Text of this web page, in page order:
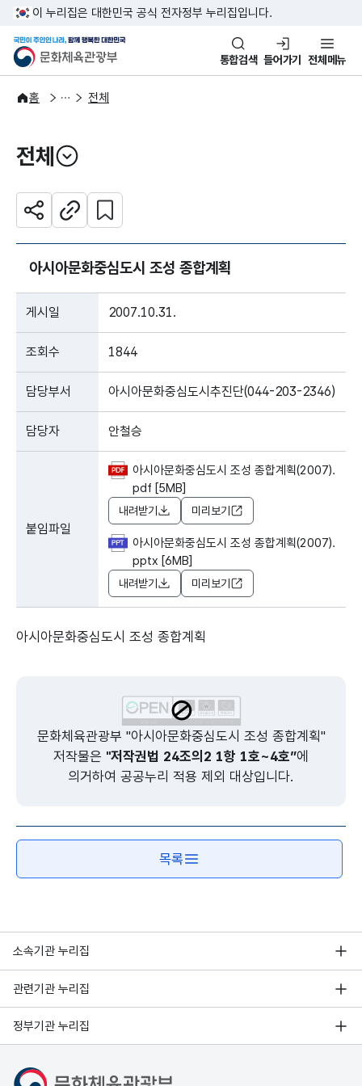
본문 바로가기
주메뉴 바로가기
이 누리집은 대한민국 공식 전자정부 누리집입니다.
문화체육관광부
국민이 주인인 나라, 함께 행복
통합검색 들어가기 전체메뉴
홈
주요정책
분야별 정책 전체
전체
열기
공유하기주소복사
관심 콘텐츠 설정하기
아시아문화중심도시 조성 종합계획
게시일 2007.10.31.
조회수 1844
담당부서 아시아문화중심도시추진단(044-203-2346)
담당자 안철승
붙임파일
아시아문화중심도시 조성 종합계획(2007).
pdf [5MB]
내려받기 미리보기
아시아문화중심도시 조성 종합계획(2007).
pptx [6MB]
내려받기 미리보기
아시아문화중심도시 조성 종합계획
문화체육관광부 "아시아문화중심도시 조성 종합계획"
저작물은 "저작권법 24조의2 1항 1호~4호”에
의거하여 공공누리 적용 제외 대상입니다.
목록
소속기관 누리집
관련기관 누리집
정부기관 누리집
문화체육관광부